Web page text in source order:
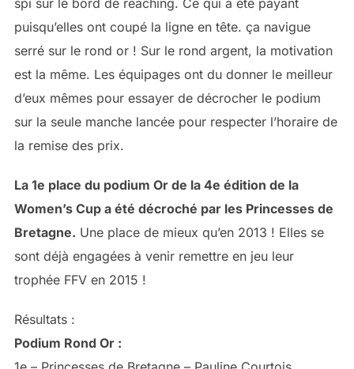
spi sur le bord de reaching. Ce qui a été payant
puisqu’elles ont coupé la ligne en tête. ça navigue
serré sur le rond or ! Sur le rond argent, la motivation
est la même. Les équipages ont du donner le meilleur
d’eux mêmes pour essayer de décrocher le podium
sur la seule manche lancée pour respecter l’horaire de
la remise des prix.
La 1e place du podium Or de la 4e édition de la
Women’s Cup a été décroché par les Princesses de
Bretagne. Une place de mieux qu’en 2013 ! Elles se
sont déjà engagées à venir remettre en jeu leur
trophée FFV en 2015 !
Résultats :
Podium Rond Or :